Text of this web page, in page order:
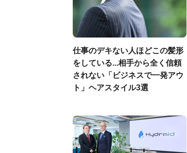
仕事のデキない人ほどこの髪形
をしている...相手から全く信頼
されない「ビジネスで一発アウ
ト」ヘアスタイル3選